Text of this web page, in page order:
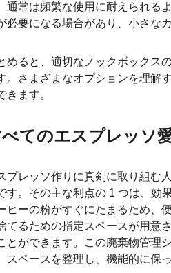
通常は頻繁な使用に耐えられる
必要になる場合があり、小さな
めると、適切なノックボックス
。さまざまなオプションを理解
きます。
てのエスプレッソ
プレッソ作りに真剣に取り組む
す。その主な利点の 1 つは、効
ヒーの粉がすぐにたまるため、
てるための指定スペースが用意
とができます。この廃棄物管理
スペースを整理し、機能的に保